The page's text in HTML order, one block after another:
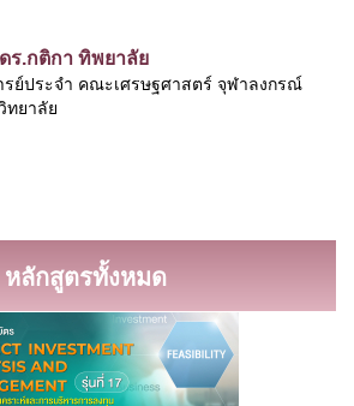
ร.กติกา ทิพยาลัย
รย์ประจำ คณะเศรษฐศาสตร์ จุฬาลงกรณ์
ทยาลัย
หลักสูตรทั้งหมด